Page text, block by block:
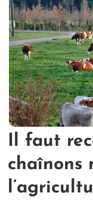
Il faut
chaînons